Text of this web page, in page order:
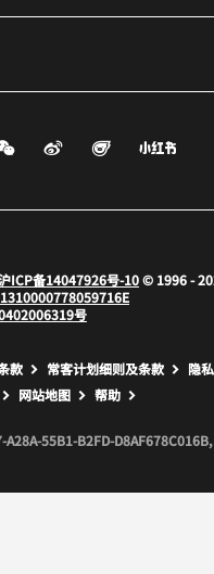
微信扫一扫
微博
打开新窗口
飞猪
打开新窗口打开新
ICP备14047926号-10© 1996 -
号
新窗口
款 打开新窗口
常客计划细则及条款 打
隐
网站地图 帮助
55B1-B2FD-